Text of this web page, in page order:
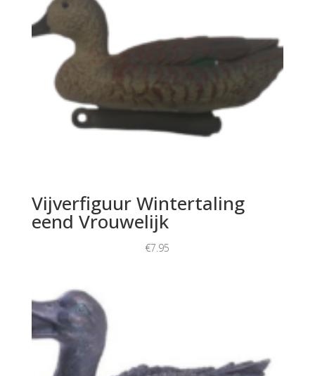
Vijverfiguur Wintertaling
eend Vrouwelijk
€7.95